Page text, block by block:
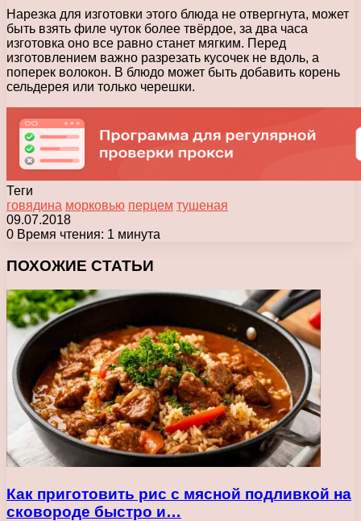
Нарезка для изготовки этого блюда не отвергнута, может
быть взять филе чуток более твёрдое, за два часа
изготовка оно все равно станет мягким. Перед
изготовлением важно разрезать кусочек не вдоль, а
поперек волокон. В блюдо может быть добавить корень
сельдерея или только черешки.
Теги
говядина морковью перцем тушеная
09.07.2018
0 Время чтения: 1 минута
ПОХОЖИЕ СТАТЬИ
Как приготовить рис с мясной подливкой на
сковороде быстро и…